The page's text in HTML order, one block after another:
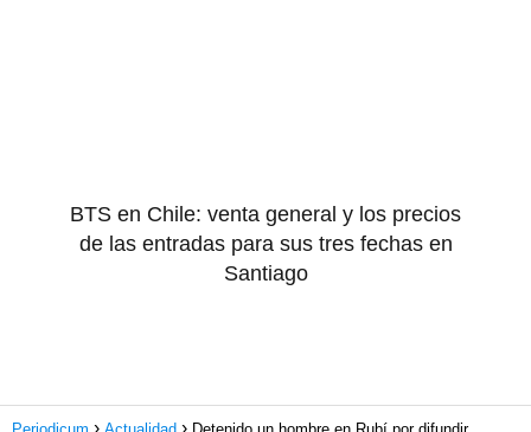
BTS en Chile: venta general y los precios
de las entradas para sus tres fechas en
Santiago